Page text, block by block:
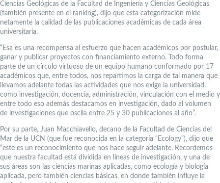
Ciencias Geológicas de la Facultad de Ingeniería y Ciencias Geológicas
(también presente en el ranking), dijo que esta categorización mide
netamente la calidad de las publicaciones académicas de cada área
universitaria.
“Esa es una recompensa al esfuerzo que hacen académicos por postular,
ganar y publicar proyectos con financiamiento externo. Todo forma
parte de un círculo virtuoso de un equipo humano conformado por 17
académicos que, entre todos, nos repartimos la carga de tal manera que
llevamos adelante todas las actividades que nos exige la universidad,
como investigación, docencia, administración, vinculación con el medio y
entre todo eso además destacamos en investigación, dado al volumen
de investigaciones que oscila entre 25 y 30 publicaciones al año”.
Por su parte, Juan Macchiavello, decano de la Facultad de Ciencias del
Mar de la UCN (que fue reconocida en la categoría “Ecology”), dijo que
“este es un reconocimiento que nos hace seguir adelante. Recordemos
que nuestra facultad está dividida en líneas de investigación, y una de
sus áreas son las ciencias marinas aplicadas, como ecología y biología
aplicada, pero también ciencias básicas, en donde también influye la